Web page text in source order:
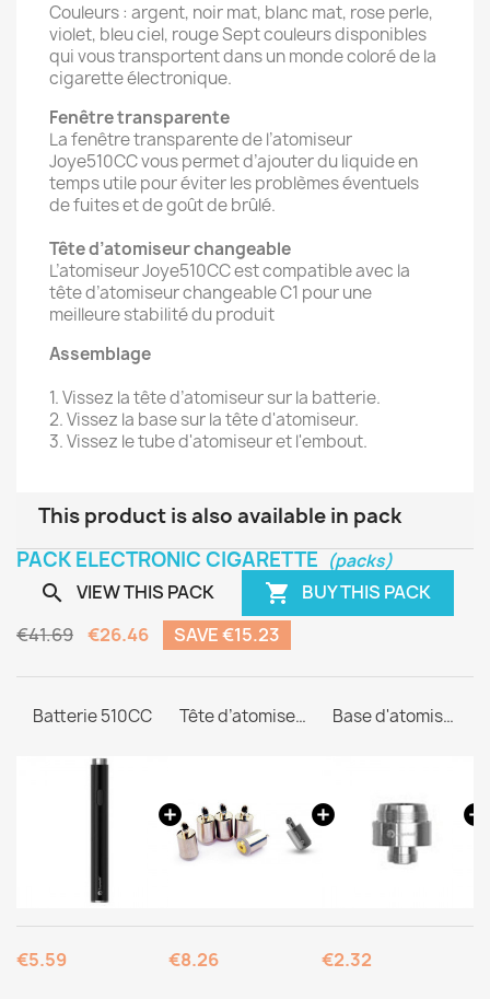
Couleurs : argent, noir mat, blanc mat, rose perle,
violet, bleu ciel, rouge Sept couleurs disponibles
qui vous transportent dans un monde coloré de la
cigarette électronique.
Fenêtre transparente
La fenêtre transparente de l’atomiseur
Joye510CC vous permet d’ajouter du liquide en
temps utile pour éviter les problèmes éventuels
de fuites et de goût de brûlé.
Tête d’atomiseur changeable
L’atomiseur Joye510CC est compatible avec la
tête d’atomiseur changeable C1 pour une
meilleure stabilité du produit
Assemblage
1. Vissez la tête d’atomiseur sur la batterie.
2. Vissez la base sur la tête d'atomiseur.
3. Vissez le tube d'atomiseur et l'embout.
This product is also available in pack
PACK ELECTRONIC CIGARETTE (packs)
 VIEW THIS PACK 
BUY THIS PACK
€41.69 €26.46 SAVE €15.23
510CC Tête d’atomiseur C1
€8.26
Base d'atomiseur 510
€2.32